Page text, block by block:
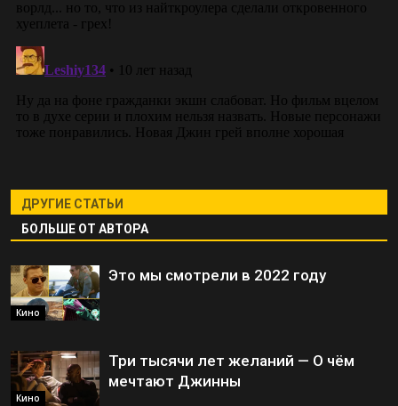
ДРУГИЕ СТАТЬИ
БОЛЬШЕ ОТ АВТОРА
Кино
Это мы смотрели в 2022 году
Кино
Три тысячи лет желаний — О чём
мечтают Джинны